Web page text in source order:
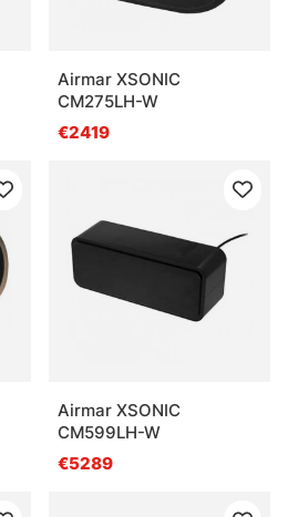
Airmar XSONIC
CM275LH-W
€2419
Airmar XSONIC
CM599LH-W
€5289